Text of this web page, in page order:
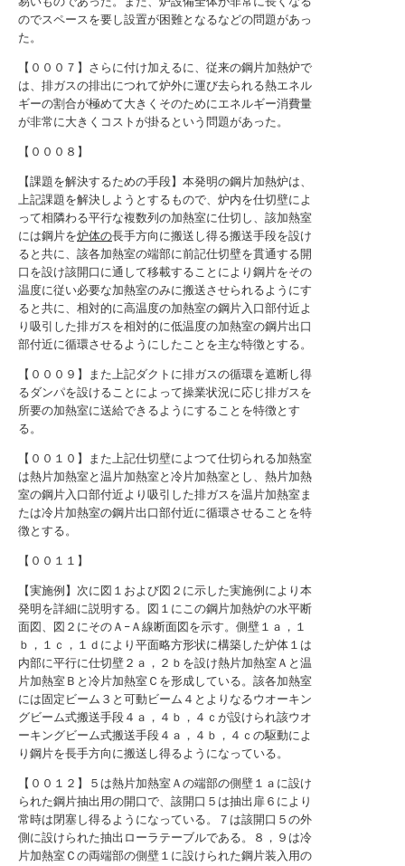
のでスペースを要し設置が困難となるなどの問題があっ
た。
【０００７】さらに付け加えるに、従来の鋼片加熱炉で
は、排ガスの排出につれて炉外に運び去られる熱エネル
ギーの割合が極めて大きくそのためにエネルギー消費量
が非常に大きくコストが掛るという問題があった。
【０００８】
【課題を解決するための手段】本発明の鋼片加熱炉は、
上記課題を解決しようとするもので、炉内を仕切壁によ
って相隣わる平行な複数列の加熱室に仕切し、該加熱室
には鋼片を炉体の長手方向に搬送し得る搬送手段を設け
ると共に、該各加熱室の端部に前記仕切壁を貫通する開
口を設け該開口に通して移載することにより鋼片をその
温度に従い必要な加熱室のみに搬送させられるようにす
ると共に、相対的に高温度の加熱室の鋼片入口部付近よ
り吸引した排ガスを相対的に低温度の加熱室の鋼片出口
部付近に循環させるようにしたことを主な特徴とする。
【０００９】また上記ダクトに排ガスの循環を遮断し得
るダンパを設けることによって操業状況に応じ排ガスを
所要の加熱室に送給できるようにすることを特徴とす
る。
【００１０】また上記仕切壁によつて仕切られる加熱室
は熱片加熱室と温片加熱室と冷片加熱室とし、熱片加熱
室の鋼片入口部付近より吸引した排ガスを温片加熱室ま
たは冷片加熱室の鋼片出口部付近に循環させることを特
徴とする。
【００１１】
【実施例】次に図１および図２に示した実施例により本
発明を詳細に説明する。図１にこの鋼片加熱炉の水平断
面図、図２にそのＡ−Ａ線断面図を示す。側壁１ａ，１
ｂ，１ｃ，１ｄにより平面略方形状に構築した炉体１は
内部に平行に仕切壁２ａ，２ｂを設け熱片加熱室Ａと温
片加熱室Ｂと冷片加熱室Ｃを形成している。該各加熱室
には固定ビーム３と可動ビーム４とよりなるウオーキン
グビーム式搬送手段４ａ，４ｂ，４ｃが設けられ該ウオ
ーキングビーム式搬送手段４ａ，４ｂ，４ｃの駆動によ
り鋼片を長手方向に搬送し得るようになっている。
【００１２】５は熱片加熱室Ａの端部の側壁１ａに設け
られた鋼片抽出用の開口で、該開口５は抽出扉６により
常時は閉塞し得るようになっている。７は該開口５の外
側に設けられた抽出ローラテーブルである。８，９は冷
片加熱室Ｃの両端部の側壁１に設けられた鋼片装入用の